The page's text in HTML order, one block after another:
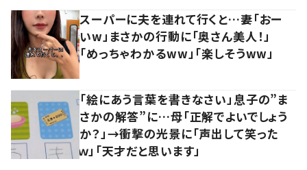
スーパーに夫を連れて行くと…妻「おー
いw」まさかの行動に「奥さん美人！」
「めっちゃわかるww」「楽しそうww」
「絵にあう言葉を書きなさい」息子の”ま
さかの解答”に…母「正解でよいでしょう
か？」→衝撃の光景に「声出して笑った
ｗ」「天才だと思います」